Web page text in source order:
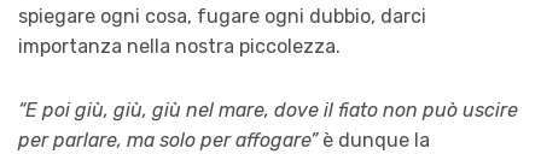
spiegare ogni cosa, fugare ogni dubbio, darci
importanza nella nostra piccolezza.
“E poi giù, giù, giù nel mare, dove il fiato non può uscire
per parlare, ma solo per affogare”è dunque la